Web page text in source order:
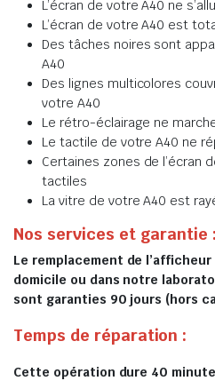
L’écran de votre A40 ne
L’écran de votre A40 est
Des tâches noires sont
A40
Des lignes multicolores
votre A40
Le rétro-éclairage ne
Le tactile de votre A40 ne
Certaines zones de l’écran
tactiles
La vitre de votre A40 est
Nos services et garantie :
Le remplacement de
domicile ou dans notre
sont garanties 90 jours (hors
Temps de réparation :
Cette opération dure 40